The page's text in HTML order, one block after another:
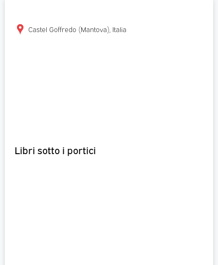
Castel Goffredo (Mantova), Italia
Libri sotto i portici